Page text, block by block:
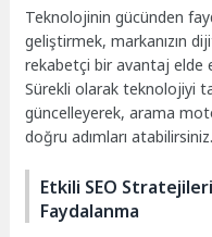
Teknolojinin gücünden
geliştirmek, markanızın
rekabetçi bir avantaj elde
Sürekli olarak teknolojiyi
güncelleyerek, arama
doğru adımları atabilirsiniz.
Etkili SEO
Faydalanma